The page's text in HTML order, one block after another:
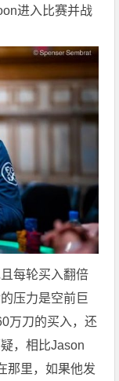
进入比赛并战
每轮买入翻倍
压力是空前巨
万刀的买入，还
，相比Jason
那里，如果他发